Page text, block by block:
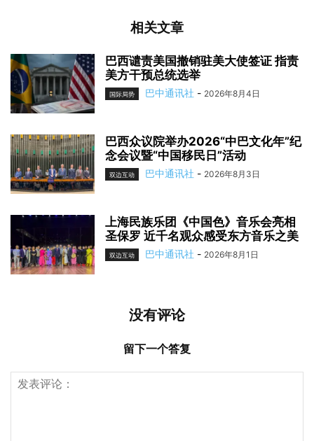
相关文章
巴西谴责美国撤销驻美大使签证 指责
美方干预总统选举
国际局势 巴中通讯社 - 2026年8月4日
巴西众议院举办2026“中巴文化年”纪
念会议暨“中国移民日”活动
双边互动 巴中通讯社 - 2026年8月3日
上海民族乐团《中国色》音乐会亮相
圣保罗 近千名观众感受东方音乐之美
双边互动 巴中通讯社 - 2026年8月1日
没有评论
留下一个答复